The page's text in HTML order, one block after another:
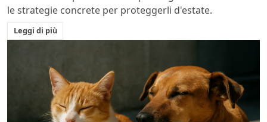
le strategie concrete per proteggerli d'estate.
Leggi di più